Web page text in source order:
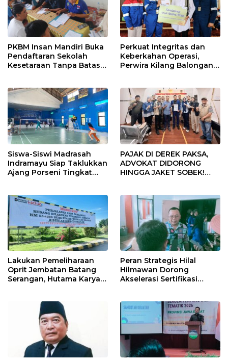
PKBM Insan Mandiri Buka
Pendaftaran Sekolah
Kesetaraan Tanpa Batas
Perkuat Integritas dan
Keberkahan Operasi,
Perwira Kilang Balongan
Siswa-Siswi Madrasah
Indramayu Siap Taklukkan
Ajang Porseni Tingkat
PAJAK DI DEREK PAKSA,
ADVOKAT DIDORONG
HINGGA JAKET SOBEK!
Pekanbaru!
Lakukan Pemeliharaan
Oprit Jembatan Batang
Serangan, Hutama Karya
Peran Strategis Hilal
Hilmawan Dorong
Akselerasi Sertifikasi
Indramayu